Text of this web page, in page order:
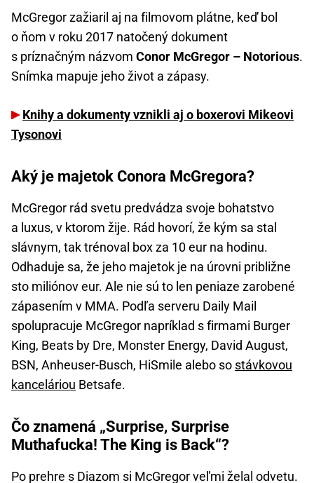
McGregor zažiaril aj na filmovom plátne, keď bol
o ňom v roku 2017 natočený dokument
s príznačným názvom Conor McGregor – Notorious.
Snímka mapuje jeho život a zápasy.
Knihy a dokumenty vznikli aj o boxerovi Mikeovi
Tysonovi
Aký je majetok Conora McGregora?
McGregor rád svetu predvádza svoje bohatstvo
a luxus, v ktorom žije. Rád hovorí, že kým sa stal
slávnym, tak trénoval box za 10 eur na hodinu.
Odhaduje sa, že jeho majetok je na úrovni približne
sto miliónov eur. Ale nie sú to len peniaze zarobené
zápasením v MMA. Podľa serveru Daily Mail
spolupracuje McGregor napríklad s firmami Burger
King, Beats by Dre, Monster Energy, David August,
BSN, Anheuser-Busch, HiSmile alebo so stávkovou
kanceláriou Betsafe.
Čo znamená „Surprise, Surprise
Muthafucka! The King is Back“?
Po prehre s Diazom si McGregor veľmi želal odvetu.